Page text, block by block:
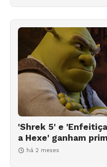
'Shrek 5' e
a Hexe' ganham
há 2 meses